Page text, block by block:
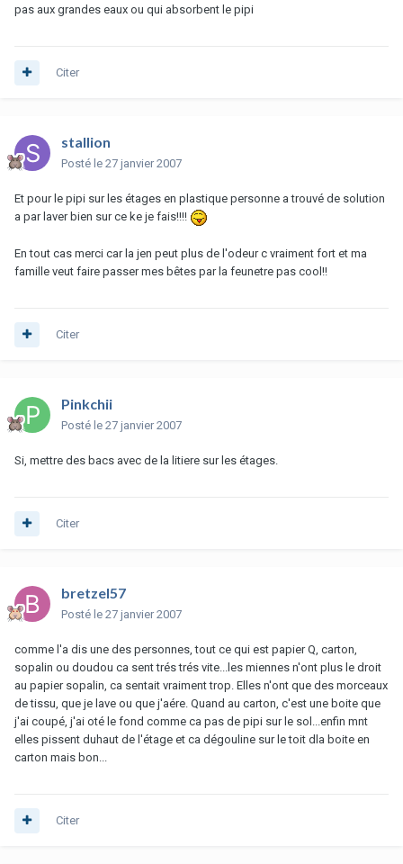
pas aux grandes eaux ou qui absorbent le pipi
Citer
stallion
Posté le 27 janvier 2007
Et pour le pipi sur les étages en plastique personne a trouvé de solution
a par laver bien sur ce ke je fais!!!!
En tout cas merci car la jen peut plus de l'odeur c vraiment fort et ma
famille veut faire passer mes bêtes par la feunetre pas cool!!
Citer
Pinkchii
Posté le 27 janvier 2007
Si, mettre des bacs avec de la litiere sur les étages.
Citer
bretzel57
Posté le 27 janvier 2007
comme l'a dis une des personnes, tout ce qui est papier Q, carton,
sopalin ou doudou ca sent trés trés vite...les miennes n'ont plus le droit
au papier sopalin, ca sentait vraiment trop. Elles n'ont que des morceaux
de tissu, que je lave ou que j'aére. Quand au carton, c'est une boite que
j'ai coupé, j'ai oté le fond comme ca pas de pipi sur le sol...enfin mnt
elles pissent duhaut de l'étage et ca dégouline sur le toit dla boite en
carton mais bon...
Citer